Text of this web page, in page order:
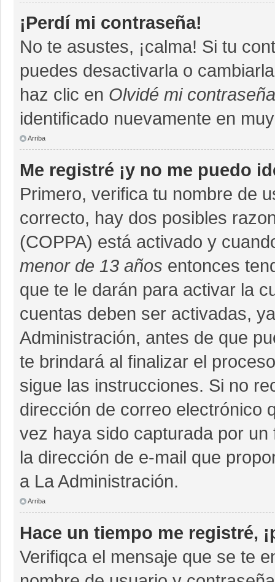
¡Perdí mi contraseña!
No te asustes, ¡calma! Si tu
puedes desactivarla o
haz clic en Olvidé mi contraseña
identificado nuevamente en
Arriba
Me registré ¡y no me puedo
Primero, verifica tu nombre de
correcto, hay dos posibles
(COPPA) está activado y
menor de 13 años entonces
que te le darán para activar la
cuentas deben ser activadas,
Administración, antes de que
te brindará al finalizar el
sigue las instrucciones. Si no
dirección de correo electrónico
vez haya sido capturada por
la dirección de e-mail que
a La Administración.
Arriba
Hace un tiempo me registré,
Verifiqca el mensaje que se te